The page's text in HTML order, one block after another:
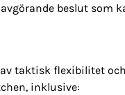
beslut som
taktisk flexibilitet
inklusive: